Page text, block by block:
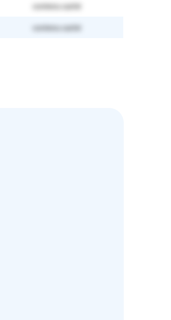
contenu caché
contenu caché